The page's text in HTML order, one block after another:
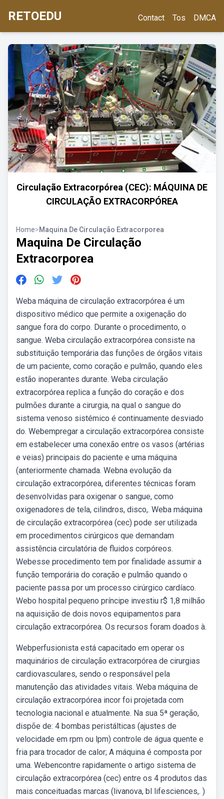
RETOEDU Contact Tos DMCA
Circulação Extracorpórea (CEC): MÁQUINA DE
CIRCULAÇÃO EXTRACORPÓREA
Home>Maquina De Circulação Extracorporea
Maquina De Circulação
Extracorporea
Weba máquina de circulação extracorpórea é um
dispositivo médico que permite a oxigenação do
sangue fora do corpo. Durante o procedimento, o
sangue. Weba circulação extracorpórea consiste na
substituição temporária das funções de órgãos vitais
de um paciente, como coração e pulmão, quando eles
estão inoperantes durante. Weba circulação
extracorpórea replica a função do coração e dos
pulmões durante a cirurgia, na qual o sangue do
sistema venoso sistémico é continuamente desviado
do. Webempregar a circulação extracorpórea consiste
em estabelecer uma conexão entre os vasos (artérias
e veias) principais do paciente e uma máquina
(anteriormente chamada. Webna evolução da
circulação extracorpórea, diferentes técnicas foram
desenvolvidas para oxigenar o sangue, como
oxigenadores de tela, cilindros, disco,. Weba máquina
de circulação extracorpórea (cec) pode ser utilizada
em procedimentos cirúrgicos que demandam
assistência circulatória de fluidos corpóreos.
Webesse procedimento tem por finalidade assumir a
função temporária do coração e pulmão quando o
paciente passa por um processo cirúrgico cardíaco.
Webo hospital pequeno príncipe investiu r$ 1,8 milhão
na aquisição de dois novos equipamentos para
circulação extracorpórea. Os recursos foram doados à.
Webperfusionista está capacitado em operar os
maquinários de circulação extracorpórea de cirurgias
cardiovasculares, sendo o responsável pela
manutenção das atividades vitais. Weba máquina de
circulação extracorpórea incor foi projetada com
tecnologia nacional e atualmente. Na sua 5ª geração,
dispõe de: 4 bombas peristálticas (ajustes de
velocidade em rpm ou lpm) controle de água quente e
fria para trocador de calor; A máquina é composta por
uma. Webencontre rapidamente o artigo sistema de
circulação extracorpórea (cec) entre os 4 produtos das
mais conceituadas marcas (livanova, bl lifesciences,. )